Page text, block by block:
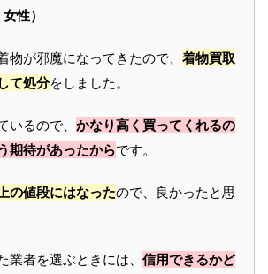
性）
物が邪魔になってきたので、 着物買取
て処分をしました。
いるので、 かなり高く買ってくれるの
期待があったからです。
の値段にはなったので、良かったと思
業者を選ぶときには、 信用できるかど